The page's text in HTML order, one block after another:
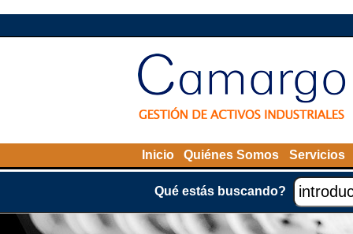
Inicio Quiénes Somos Servicios
Qué estás buscando?